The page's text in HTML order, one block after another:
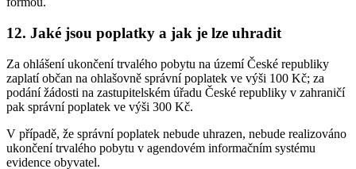
12. Jaké jsou poplatky a jak je lze uhradit
Za ohlášení ukončení trvalého pobytu na území České republiky
zaplatí občan na ohlašovně správní poplatek ve výši 100 Kč; za
podání žádosti na zastupitelském úřadu České republiky v zahraničí
pak správní poplatek ve výši 300 Kč.
V případě, že správní poplatek nebude uhrazen, nebude realizováno
ukončení trvalého pobytu v agendovém informačním systému
evidence obyvatel.